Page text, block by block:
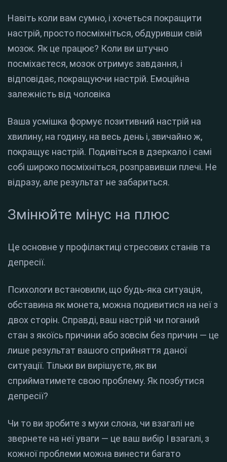
Навіть коли вам сумно, і хочеться покращити
настрій, просто посміхніться, обдуривши свій
мозок. Як це працює? Коли ви штучно
посміхаєтеся, мозок отримує завдання, і
відповідає, покращуючи настрій. Емоційна
залежність від чоловіка
Ваша усмішка формує позитивний настрій на
хвилину, на годину, на весь день і, звичайно ж,
покращує настрій. Подивіться в дзеркало і самі
собі широко посміхніться, розправивши плечі. Не
відразу, але результат не забариться.
Змінюйте мінус на плюс
Це основне у профілактиці стресових станів та
депресії.
Психологи встановили, що будь-яка ситуація,
обставина як монета, можна подивитися на неї з
двох сторін. Справді, ваш настрій чи поганий
стан з якоїсь причини або зовсім без причин — це
лише результат вашого сприйняття даної
ситуації. Тільки ви вирішуєте, як ви
сприйматимете свою проблему. Як позбутися
депресії?
Чи то ви зробите з мухи слона, чи взагалі не
звернете на неї уваги — це ваш вибір І взагалі, з
кожної проблеми можна винести багато